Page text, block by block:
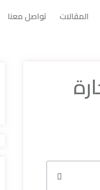
المقالات تواصل معنا